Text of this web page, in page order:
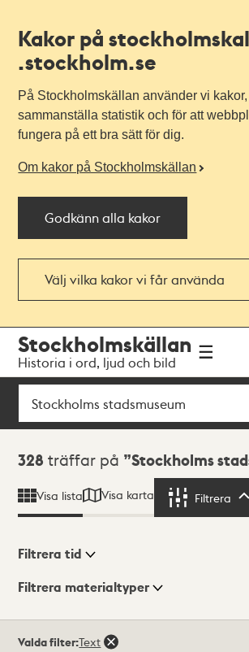
Kakor på
.stockholm.se
På Stockholmskällan använder vi
sammanställa statistik och för att
fungera på ett bra sätt för dig.
Om kakor på Stockholmskällan
Godkänn alla kakor
Välj vilka kakor vi får använda
navigationen
huvudinnehållet
Stockholmskällan
Historia i ord, ljud och bild
Sök
Sökresultat
328 träffar på Stockholms
Visa lista Visa karta Filtrera
Visningsläge
Filtrera tid
Filtrera materialtyper
328träffar
Valda filter:Text